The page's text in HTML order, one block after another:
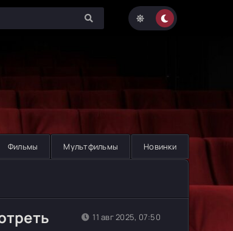
Фильмы Мультфильмы Новинки
11 авг 2025, 07:50